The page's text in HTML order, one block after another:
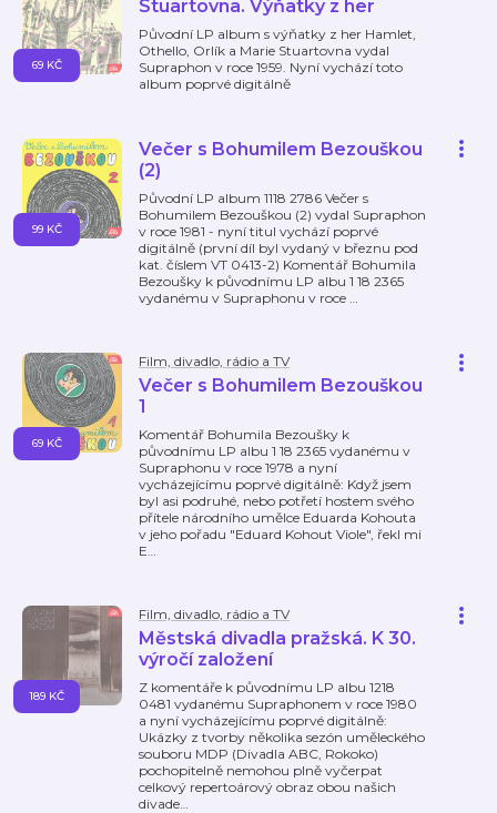
Stuartovna. Výňatky z her
Původní LP album s výňatky z her Hamlet,
Othello, Orlík a Marie Stuartovna vydal
Supraphon v roce 1959. Nyní vychází toto
album poprvé digitálně
69 KČ
Večer s Bohumilem Bezouškou
(2)
Původní LP album 1118 2786 Večer s
Bohumilem Bezouškou (2) vydal Supraphon
v roce 1981 - nyní titul vychází poprvé
digitálně (první díl byl vydaný v březnu pod
kat. číslem VT 0413-2) Komentář Bohumila
Bezoušky k původnímu LP albu 1 18 2365
vydanému v Supraphonu v roce …
99 KČ
Film, divadlo, rádio a TV
Večer s Bohumilem Bezouškou
1
Komentář Bohumila Bezoušky k
původnímu LP albu 1 18 2365 vydanému v
Supraphonu v roce 1978 a nyní
vycházejícímu poprvé digitálně: Když jsem
byl asi podruhé, nebo potřetí hostem svého
přítele národního umělce Eduarda Kohouta
v jeho pořadu "Eduard Kohout Viole", řekl mi
E…
69 KČ
Film, divadlo, rádio a TV
Městská divadla pražská. K 30.
výročí založení
Z komentáře k původnímu LP albu 1218
0481 vydanému Supraphonem v roce 1980
a nyní vycházejícímu poprvé digitálně:
Ukázky z tvorby několika sezón uměleckého
souboru MDP (Divadla ABC, Rokoko)
pochopitelně nemohou plně vyčerpat
celkový repertoárový obraz obou našich
divade…
189 KČ